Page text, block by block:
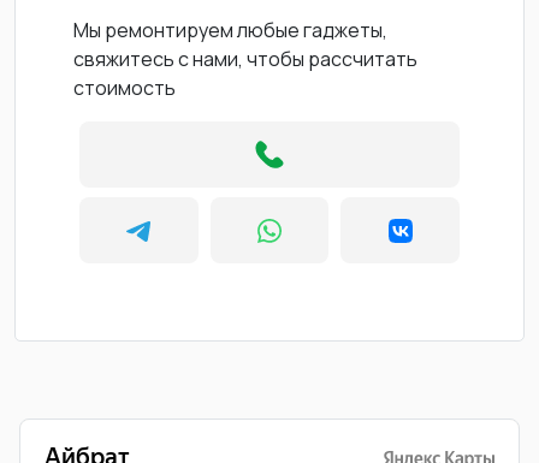
Мы ремонтируем любые гаджеты,
свяжитесь с нами, чтобы рассчитать
стоимость